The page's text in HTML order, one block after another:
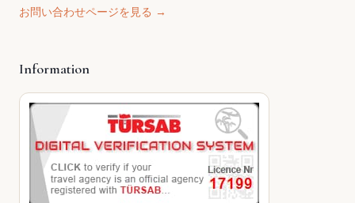
お問い合わせページを見る →
Information